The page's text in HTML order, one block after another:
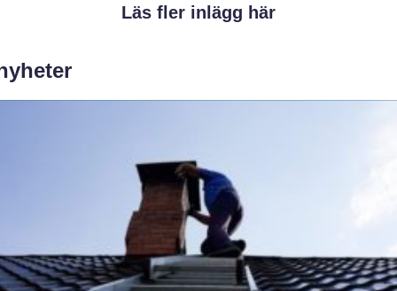
Läs fler inlägg här